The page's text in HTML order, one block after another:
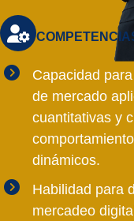
Capacidad
de mercado
cuantitativas y
dinámicos.
Habilidad para
mercadeo